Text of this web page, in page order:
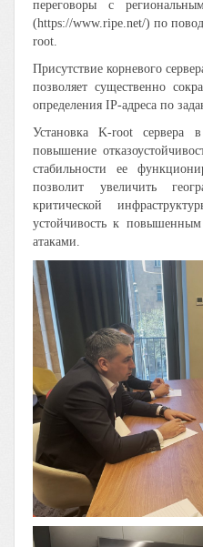
переговоры с
(https://www.ripe.net/) по
root.
Присутствие корневого
позволяет существенно
определения IP-адреса по
Установка K-root сервера
повышение
стабильности ее
позволит увеличить
критической
устойчивость к
атаками.